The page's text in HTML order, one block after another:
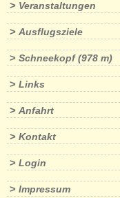
> Veranstaltungen
> Ausflugsziele
> Schneekopf (978 m)
> Links
> Anfahrt
> Kontakt
> Login
> Impressum